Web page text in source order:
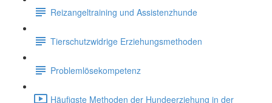
Reizangeltraining und Assistenzhunde
Tierschutzwidrige Erziehungsmethoden
Problemlösekompetenz
Häufigste Methoden der Hundeerziehung in der